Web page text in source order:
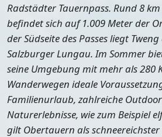
Radstädter Tauernpass. Rund 8
befindet sich auf 1.009 Meter der
der Südseite des Passes liegt
Salzburger Lungau. Im Sommer
seine Umgebung mit mehr als 280
Wanderwegen ideale
Familienurlaub, zahlreiche
Naturerlebnisse, wie zum Beispiel
gilt Obertauern als